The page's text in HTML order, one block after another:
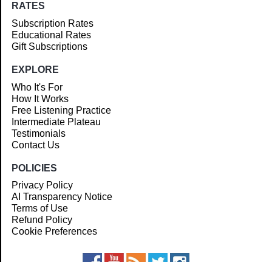
RATES
Subscription Rates
Educational Rates
Gift Subscriptions
EXPLORE
Who It's For
How It Works
Free Listening Practice
Intermediate Plateau
Testimonials
Contact Us
POLICIES
Privacy Policy
AI Transparency Notice
Terms of Use
Refund Policy
Cookie Preferences